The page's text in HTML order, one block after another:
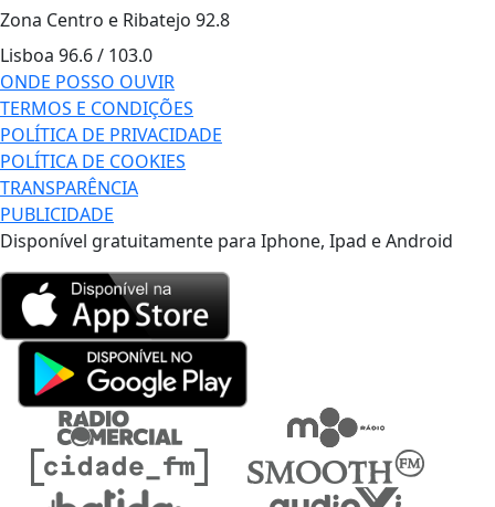
Zona Centro e Ribatejo 92.8
Lisboa 96.6 / 103.0
ONDE POSSO OUVIR
TERMOS E CONDIÇÕES
POLÍTICA DE PRIVACIDADE
POLÍTICA DE COOKIES
TRANSPARÊNCIA
PUBLICIDADE
Disponível gratuitamente para Iphone, Ipad e Android